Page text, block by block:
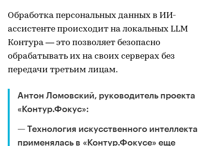
Обработка персональных данных в ИИ-
ассистенте происходит на локальных LLM
Контура — это позволяет безопасно
обрабатывать их на своих серверах без
передачи третьим лицам.
Антон Ломовский, руководитель проекта
«Контур.Фокус»:
— Технология искусственного интеллекта
применялась в «Контур.Фокусе» еще